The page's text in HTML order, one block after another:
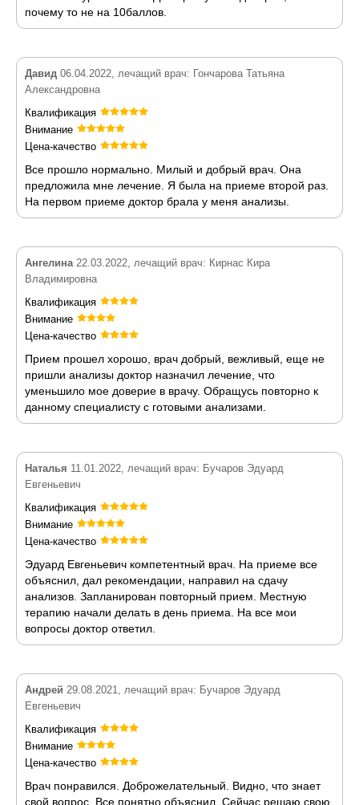
почему то не на 10баллов.
Давид 06.04.2022, лечащий врач: Гончарова Татьяна
Александровна
Квалификация
Внимание
Цена-качество
Все прошло нормально. Милый и добрый врач. Она
предложила мне лечение. Я была на приеме второй раз.
На первом приеме доктор брала у меня анализы.
Ангелина 22.03.2022, лечащий врач: Кирнас Кира
Владимировна
Квалификация
Внимание
Цена-качество
Прием прошел хорошо, врач добрый, вежливый, еще не
пришли анализы доктор назначил лечение, что
уменьшило мое доверие в врачу. Обращусь повторно к
данному специалисту с готовыми анализами.
Наталья 11.01.2022, лечащий врач: Бучаров Эдуард
Евгеньевич
Квалификация
Внимание
Цена-качество
Эдуард Евгеньевич компетентный врач. На приеме все
объяснил, дал рекомендации, направил на сдачу
анализов. Запланирован повторный прием. Местную
терапию начали делать в день приема. На все мои
вопросы доктор ответил.
Андрей 29.08.2021, лечащий врач: Бучаров Эдуард
Евгеньевич
Квалификация
Внимание
Цена-качество
Врач понравился. Доброжелательный. Видно, что знает
свой вопрос. Все понятно объяснил. Сейчас решаю свою